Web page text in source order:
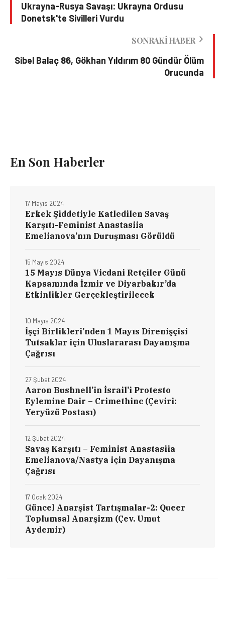
Ukrayna-Rusya Savaşı: Ukrayna Ordusu
Donetsk'te Sivilleri Vurdu
SONRAKI HABER
Sibel Balaç 86, Gökhan Yıldırım 80 Gündür Ölüm
Orucunda
En Son Haberler
Erkek Şiddetiyle Katledilen Savaş
Karşıtı-Feminist Anastasiia
Emelianova’nın Duruşması Görüldü
17 Mayıs 2024
15 Mayıs Dünya Vicdani Retçiler Günü
Kapsamında İzmir ve Diyarbakır’da
Etkinlikler Gerçekleştirilecek
15 Mayıs 2024
İşçi Birlikleri’nden 1 Mayıs Direnişçisi
Tutsaklar için Uluslararası Dayanışma
Çağrısı
10 Mayıs 2024
Aaron Bushnell’in İsrail’i Protesto
Eylemine Dair – Crimethinc (Çeviri:
Yeryüzü Postası)
27 Şubat 2024
Savaş Karşıtı – Feminist Anastasiia
Emelianova/Nastya için Dayanışma
Çağrısı
12 Şubat 2024
Güncel Anarşist Tartışmalar-2: Queer
Toplumsal Anarşizm (Çev. Umut
Aydemir)
17 Ocak 2024